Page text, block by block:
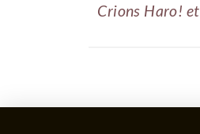
Crions Haro!